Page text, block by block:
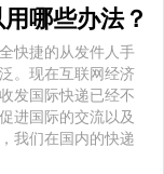
哪些办法？
快捷的从发件人手
。现在互联网经济
发国际快递已经不
进国际的交流以及
我们在国内的快递